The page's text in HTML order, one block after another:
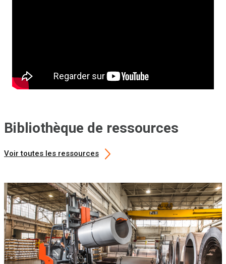
Bibliothèque de ressources
Voir toutes les ressources